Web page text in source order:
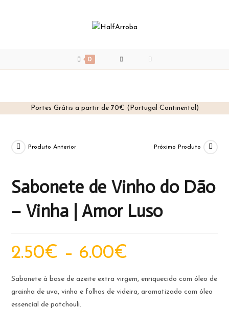
Portes Grátis a partir de 70€ (Portugal Continental)
content
0
Produto Anterior Próximo Produto
Sabonete de Vinho do Dão
– Vinha | Amor Luso
2.50€ – 6.00€
Sabonete à base de azeite extra virgem, enriquecido com óleo de
grainha de uva, vinho e folhas de videira, aromatizado com óleo
essencial de patchouli.